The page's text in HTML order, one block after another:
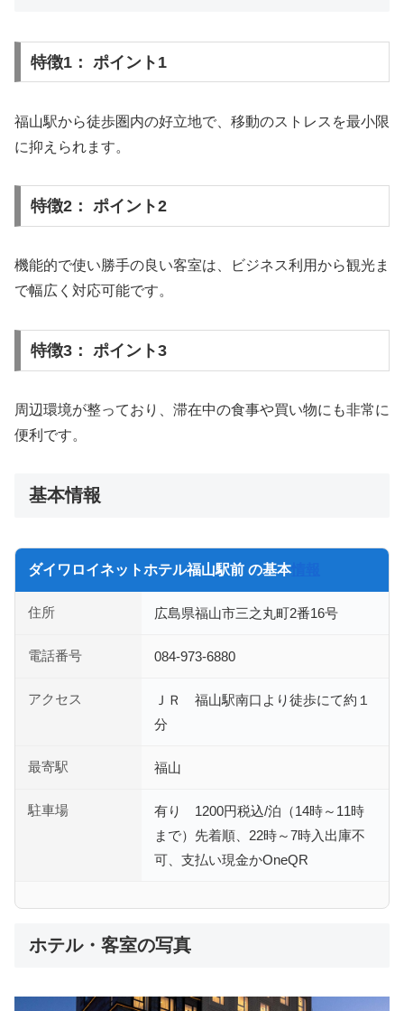
特徴1： ポイント1
福山駅から徒歩圏内の好立地で、移動のストレスを最小限
に抑えられます。
特徴2： ポイント2
機能的で使い勝手の良い客室は、ビジネス利用から観光ま
で幅広く対応可能です。
特徴3： ポイント3
周辺環境が整っており、滞在中の食事や買い物にも非常に
便利です。
基本情報
ダイワロイネットホテル福山駅前 の基本情報
住所 広島県福山市三之丸町2番16号
電話番号 084-973-6880
アクセス
ＪＲ 福山駅南口より徒歩にて約１
分
最寄駅 福山
駐車場
有り 1200円税込/泊（14時～11時
まで）先着順、22時～7時入出庫不
可、支払い現金かOneQR
ホテル・客室の写真